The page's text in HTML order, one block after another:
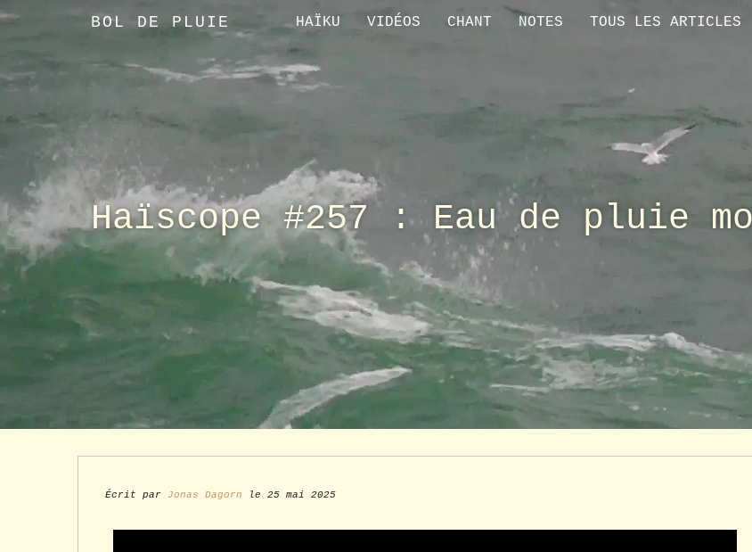
BOL DE PLUIE HAÏKU VIDÉOS CHANT NOTES TOUS LES ARTICLES
Haïscope #257 : Eau de pluie
Écrit par Jonas Dagorn le 25 mai 2025